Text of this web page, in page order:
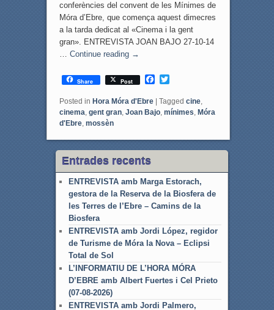
conferències del convent de les Mínimes de
Móra d’Ebre, que comença aquest dimecres
a la tarda dedicat al «Cinema i la gent
gran». ENTREVISTA JOAN BAJO 27-10-14
… Continue reading →
Share Post
F
c
e
b
o
T
i
t
t
r
Posted in Hora Móra d'Ebre | Tagged cine,
cinema gent gran, Joan Bajo, mínimes Móra
d'Ebre, mossèn
Entrades recents
ENTREVISTA amb Marga Estorach,
gestora de la Reserva de la Biosfera de
les Terres de l’Ebre – Camins de la
Biosfera
ENTREVISTA amb Jordi López, regidor
de Turisme de Móra la Nova – Eclipsi
Total de Sol
L’INFORMATIU DE L’HORA MÓRA
D’EBRE amb Albert Fuertes i Cel Prieto
(07-08-2026)
ENTREVISTA amb Jordi Palmero,